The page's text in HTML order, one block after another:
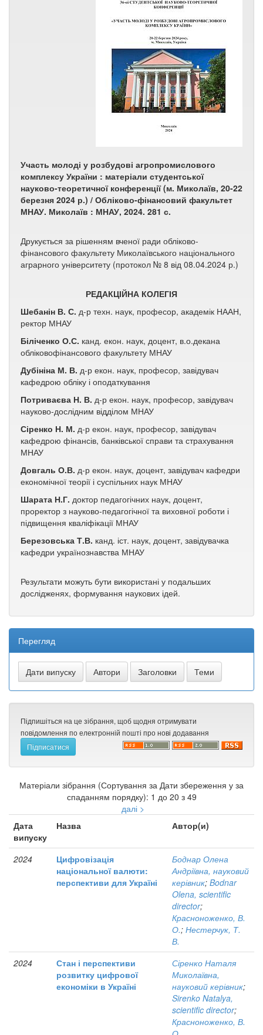
Участь молоді у розбудові агропромислового
комплексу України : матеріали студентської
науково-теоретичної конференції (м. Миколаїв, 20-22
березня 2024 р.) / Обліково-фінансовий факультет
МНАУ. Миколаїв : МНАУ, 2024. 281 с.
Друкується за рішенням вченої ради обліково-
фінансового факультету Миколаївського національного
аграрного університету (протокол № 8 від 08.04.2024 р.)
РЕДАКЦІЙНА КОЛЕГІЯ
Шебанін В. С. д-р техн. наук, професор, академік НААН,
ректор МНАУ
Біліченко О.С. канд. екон. наук, доцент, в.о.декана
обліковофінансового факультету МНАУ
Дубініна М. В. д-р екон. наук, професор, завідувач
кафедрою обліку і оподаткування
Потриваєва Н. В. д-р екон. наук, професор, завідувач
науково-дослідним відділом МНАУ
Сіренко Н. М. д-р екон. наук, професор, завідувач
кафедрою фінансів, банківської справи та страхування
МНАУ
Довгаль О.В. д-р екон. наук, доцент, завідувач кафедри
економічної теорії і суспільних наук МНАУ
Шарата Н.Г. доктор педагогічних наук, доцент,
проректор з науково-педагогічної та виховної роботи і
підвищення кваліфікації МНАУ
Березовська Т.В. канд. іст. наук, доцент, завідувачка
кафедри українознавства МНАУ
Результати можуть бути використані у подальших
дослідженях, формування наукових ідей.
Перегляд
Підпишіться на це зібрання, щоб щодня отримувати
повідомлення по електронній пошті про нові додавання
Матеріали зібрання (Сортування за Дати збереження у за
спаданням порядку): 1 до 20 з 49
далі >
Дата
випуску
Назва Автор(и)
2024
Цифровізація
національної валюти:
перспективи для Україні
Боднар Олена
Андріївна, науковий
керівник; Bodnar
Olena, scientific
director;
Красноноженко, В.
О.; Нестерчук, Т.
В.
2024
Стан і перспективи
розвитку цифрової
економіки в Україні
Сіренко Наталя
Миколаївна,
науковий керівник;
Sirenko Natalya,
scientific director;
Красноноженко, В.